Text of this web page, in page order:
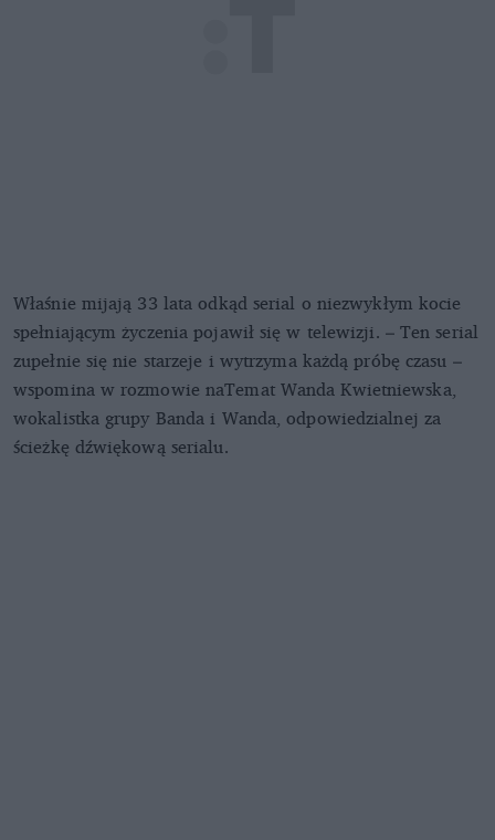
Właśnie mijają 33 lata odkąd serial o niezwykłym kocie
spełniającym życzenia pojawił się w telewizji. – Ten serial
zupełnie się nie starzeje i wytrzyma każdą próbę czasu –
wspomina w rozmowie naTemat Wanda Kwietniewska,
wokalistka grupy Banda i Wanda, odpowiedzialnej za
ścieżkę dźwiękową serialu.